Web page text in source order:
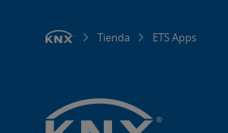
Tienda ETS Apps